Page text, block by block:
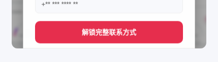
解锁完整联系方式